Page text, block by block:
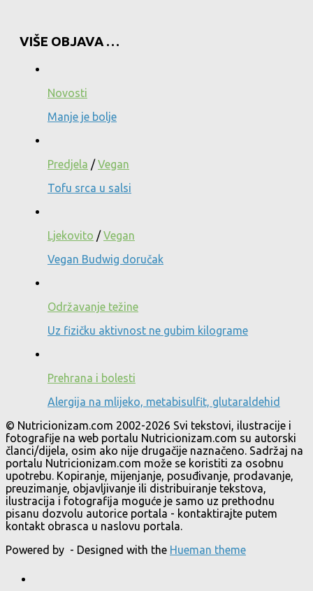
VIŠE OBJAVA …
Novosti
Manje je bolje
Predjela /Vegan
Tofu srca u salsi
Ljekovito /Vegan
Vegan Budwig doručak
Održavanje težine
Uz fizičku aktivnost ne gubim kilograme
Prehrana i bolesti
Alergija na mlijeko, metabisulfit, glutaraldehid
© Nutricionizam.com 2002-2026 Svi tekstovi, ilustracije i
fotografije na web portalu Nutricionizam.com su autorski
članci/dijela, osim ako nije drugačije naznačeno. Sadržaj na
portalu Nutricionizam.com može se koristiti za osobnu
upotrebu. Kopiranje, mijenjanje, posuđivanje, prodavanje,
preuzimanje, objavljivanje ili distribuiranje tekstova,
ilustracija i fotografija moguće je samo uz prethodnu
pisanu dozvolu autorice portala - kontaktirajte putem
kontakt obrasca u naslovu portala.
Powered by - Designed with the Hueman theme